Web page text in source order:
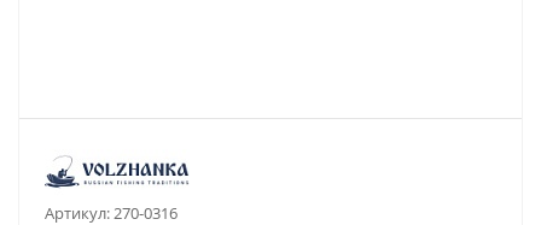
Артикул:270-0316